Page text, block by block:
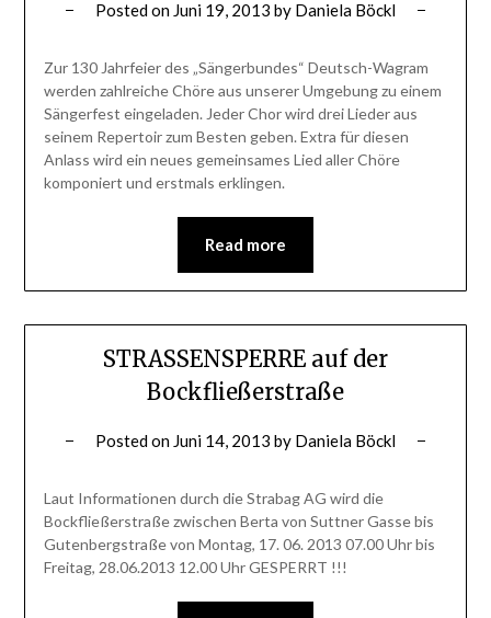
Posted on Juni 19, 2013 by Daniela Böckl
Zur 130 Jahrfeier des „Sängerbundes“ Deutsch-Wagram
werden zahlreiche Chöre aus unserer Umgebung zu einem
Sängerfest eingeladen. Jeder Chor wird drei Lieder aus
seinem Repertoir zum Besten geben. Extra für diesen
Anlass wird ein neues gemeinsames Lied aller Chöre
komponiert und erstmals erklingen.
Read more
STRASSENSPERRE auf der
Bockfließerstraße
Posted on Juni 14, 2013 by Daniela Böckl
Laut Informationen durch die Strabag AG wird die
Bockfließerstraße zwischen Berta von Suttner Gasse bis
Gutenbergstraße von Montag, 17. 06. 2013 07.00 Uhr bis
Freitag, 28.06.2013 12.00 Uhr GESPERRT !!!